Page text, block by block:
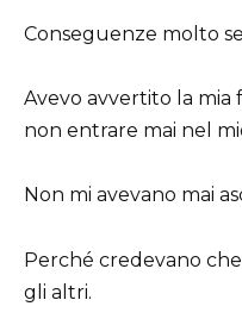
Conseguenze molto
Avevo avvertito la mia
non entrare mai nel
Non mi avevano mai
Perché credevano
gli altri.